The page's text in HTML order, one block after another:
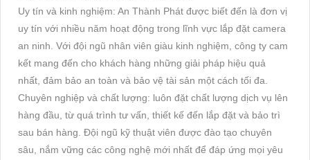
Uy tín và kinh nghiệm: An Thành Phát được biết đến là đơn vị
uy tín với nhiều năm hoạt động trong lĩnh vực lắp đặt camera
an ninh. Với đội ngũ nhân viên giàu kinh nghiệm, công ty cam
kết mang đến cho khách hàng những giải pháp hiệu quả
nhất, đảm bảo an toàn và bảo vệ tài sản một cách tối đa.
Chuyên nghiệp và chất lượng: luôn đặt chất lượng dịch vụ lên
hàng đầu, từ quá trình tư vấn, thiết kế đến lắp đặt và bảo trì
sau bán hàng. Đội ngũ kỹ thuật viên được đào tạo chuyên
sâu, nắm vững các công nghệ mới nhất để đáp ứng mọi yêu